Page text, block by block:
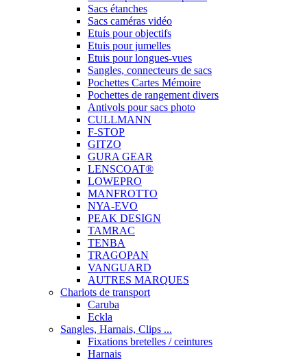
Sacs étanches
Sacs caméras vidéo
Etuis pour objectifs
Etuis pour jumelles
Etuis pour longues-vues
Sangles, connecteurs de sacs
Pochettes Cartes Mémoire
Pochettes de rangement divers
Antivols pour sacs photo
CULLMANN
F-STOP
GITZO
GURA GEAR
LENSCOAT®
LOWEPRO
MANFROTTO
NYA-EVO
PEAK DESIGN
TAMRAC
TENBA
TRAGOPAN
VANGUARD
AUTRES MARQUES
Chariots de transport
Caruba
Eckla
Sangles, Harnais, Clips ...
Fixations bretelles / ceintures
Harnais